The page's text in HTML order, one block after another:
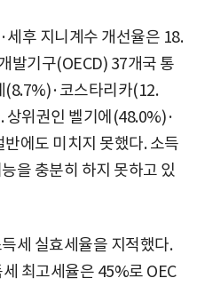
후 지니계수 개선율은 18.
발기구(OECD) 37개국 통
(8.7%)·코스타리카(12.
상위권인 벨기에(48.0%)·
에도 미치지 못했다. 소득
을 충분히 하지 못하고 있
세 실효세율을 지적했다.
최고세율은 45%로 OEC